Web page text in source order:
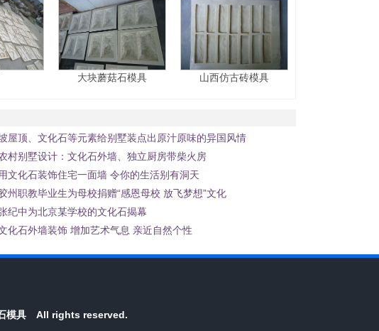
大块蘑菇石模具 山西仿古砖模具
屋顶、文化石等元素给别墅装点出原汁原味的异国风情
村别墅设计：文化石外墙、独立厨房带柴火房
用文化石装饰住宅一面墙 令你的生活别有洞天
胶州职教毕业生为母校捐赠“感恩母校 放飞梦想”文化
纪中为北京某学校的文化石揭幕
化石外墙装饰 增加艺术气息 亲近自然个性
模具All rights reserved.